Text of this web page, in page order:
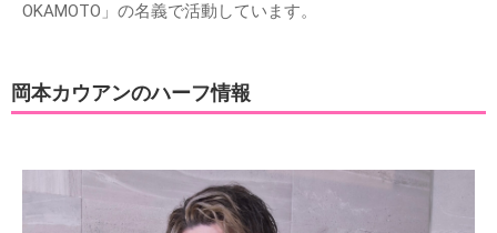
OKAMOTO」の名義で活動しています。
岡本カウアンのハーフ情報